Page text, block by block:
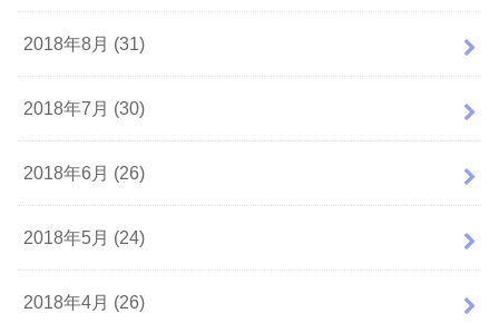
2018年8月 (31)
2018年7月 (30)
2018年6月 (26)
2018年5月 (24)
2018年4月 (26)